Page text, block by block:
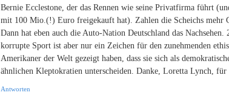
Bernie Ecclestone, der das Rennen wie seine Privatfirma führt
mit 100 Mio.(!) Euro freigekauft hat). Zahlen die Scheichs mehr
Dann hat eben auch die Auto-Nation Deutschland das
korrupte Sport ist aber nur ein Zeichen für den zunehmenden
Amerikaner der Welt gezeigt haben, dass sie sich als
ähnlichen Kleptokratien unterscheiden. Danke, Loretta Lynch,
Antworten